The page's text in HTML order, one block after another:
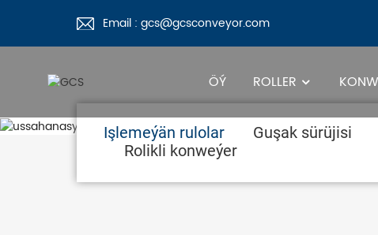
Email : gcs@gcsconveyor.com
ÖÝ ROLLER
Işlemeýän rulolar Guşak sürüjisi
Rolikli konweýer